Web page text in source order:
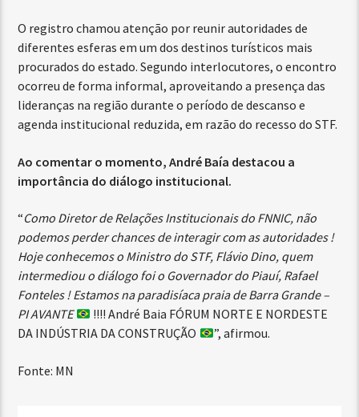
O registro chamou atenção por reunir autoridades de
diferentes esferas em um dos destinos turísticos mais
procurados do estado. Segundo interlocutores, o encontro
ocorreu de forma informal, aproveitando a presença das
lideranças na região durante o período de descanso e
agenda institucional reduzida, em razão do recesso do STF.
Ao comentar o momento, André Baía destacou a
importância do diálogo institucional.
“Como Diretor de Relações Institucionais do FNNIC, não
podemos perder chances de interagir com as autoridades !
Hoje conhecemos o Ministro do STF, Flávio Dino, quem
intermediou o diálogo foi o Governador do Piauí, Rafael
Fonteles ! Estamos na paradisíaca praia de Barra Grande –
PI AVANTE
!!!! André Baia FÓRUM NORTE E NORDESTE
DA INDÚSTRIA DA CONSTRUÇÃO
”, afirmou.
Fonte: MN